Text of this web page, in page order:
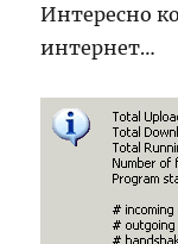
Интересно
интернет…